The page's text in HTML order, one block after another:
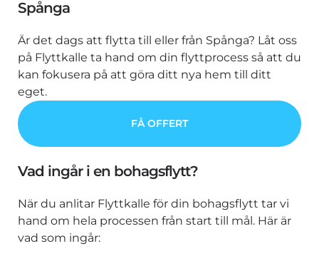
Spånga
Är det dags att flytta till eller från Spånga? Låt oss
på Flyttkalle ta hand om din flyttprocess så att du
kan fokusera på att göra ditt nya hem till ditt
eget.
FÅ OFFERT
Vad ingår i en bohagsflytt?
När du anlitar Flyttkalle för din bohagsflytt tar vi
hand om hela processen från start till mål. Här är
vad som ingår: